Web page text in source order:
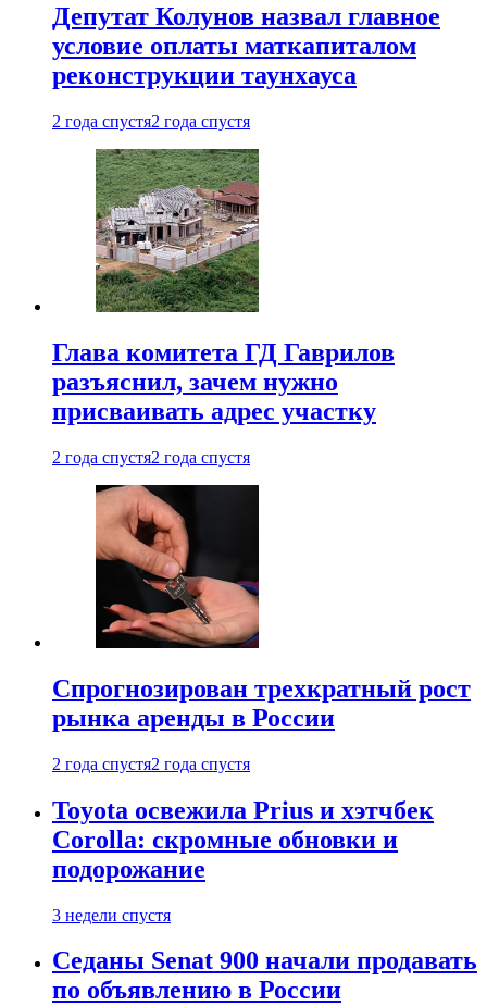
Депутат Колунов назвал главное
условие оплаты маткапиталом
реконструкции таунхауса
2 года спустя2 года спустя
Глава комитета ГД Гаврилов
разъяснил, зачем нужно
присваивать адрес участку
2 года спустя2 года спустя
Спрогнозирован трехкратный рост
рынка аренды в России
2 года спустя2 года спустя
Toyota освежила Prius и хэтчбек
Corolla: скромные обновки и
подорожание
3 недели спустя
Седаны Senat 900 начали продавать
по объявлению в России